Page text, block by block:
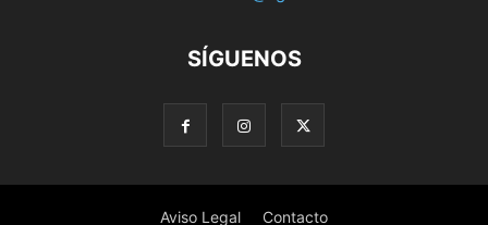
SÍGUENOS
Aviso Legal Contacto